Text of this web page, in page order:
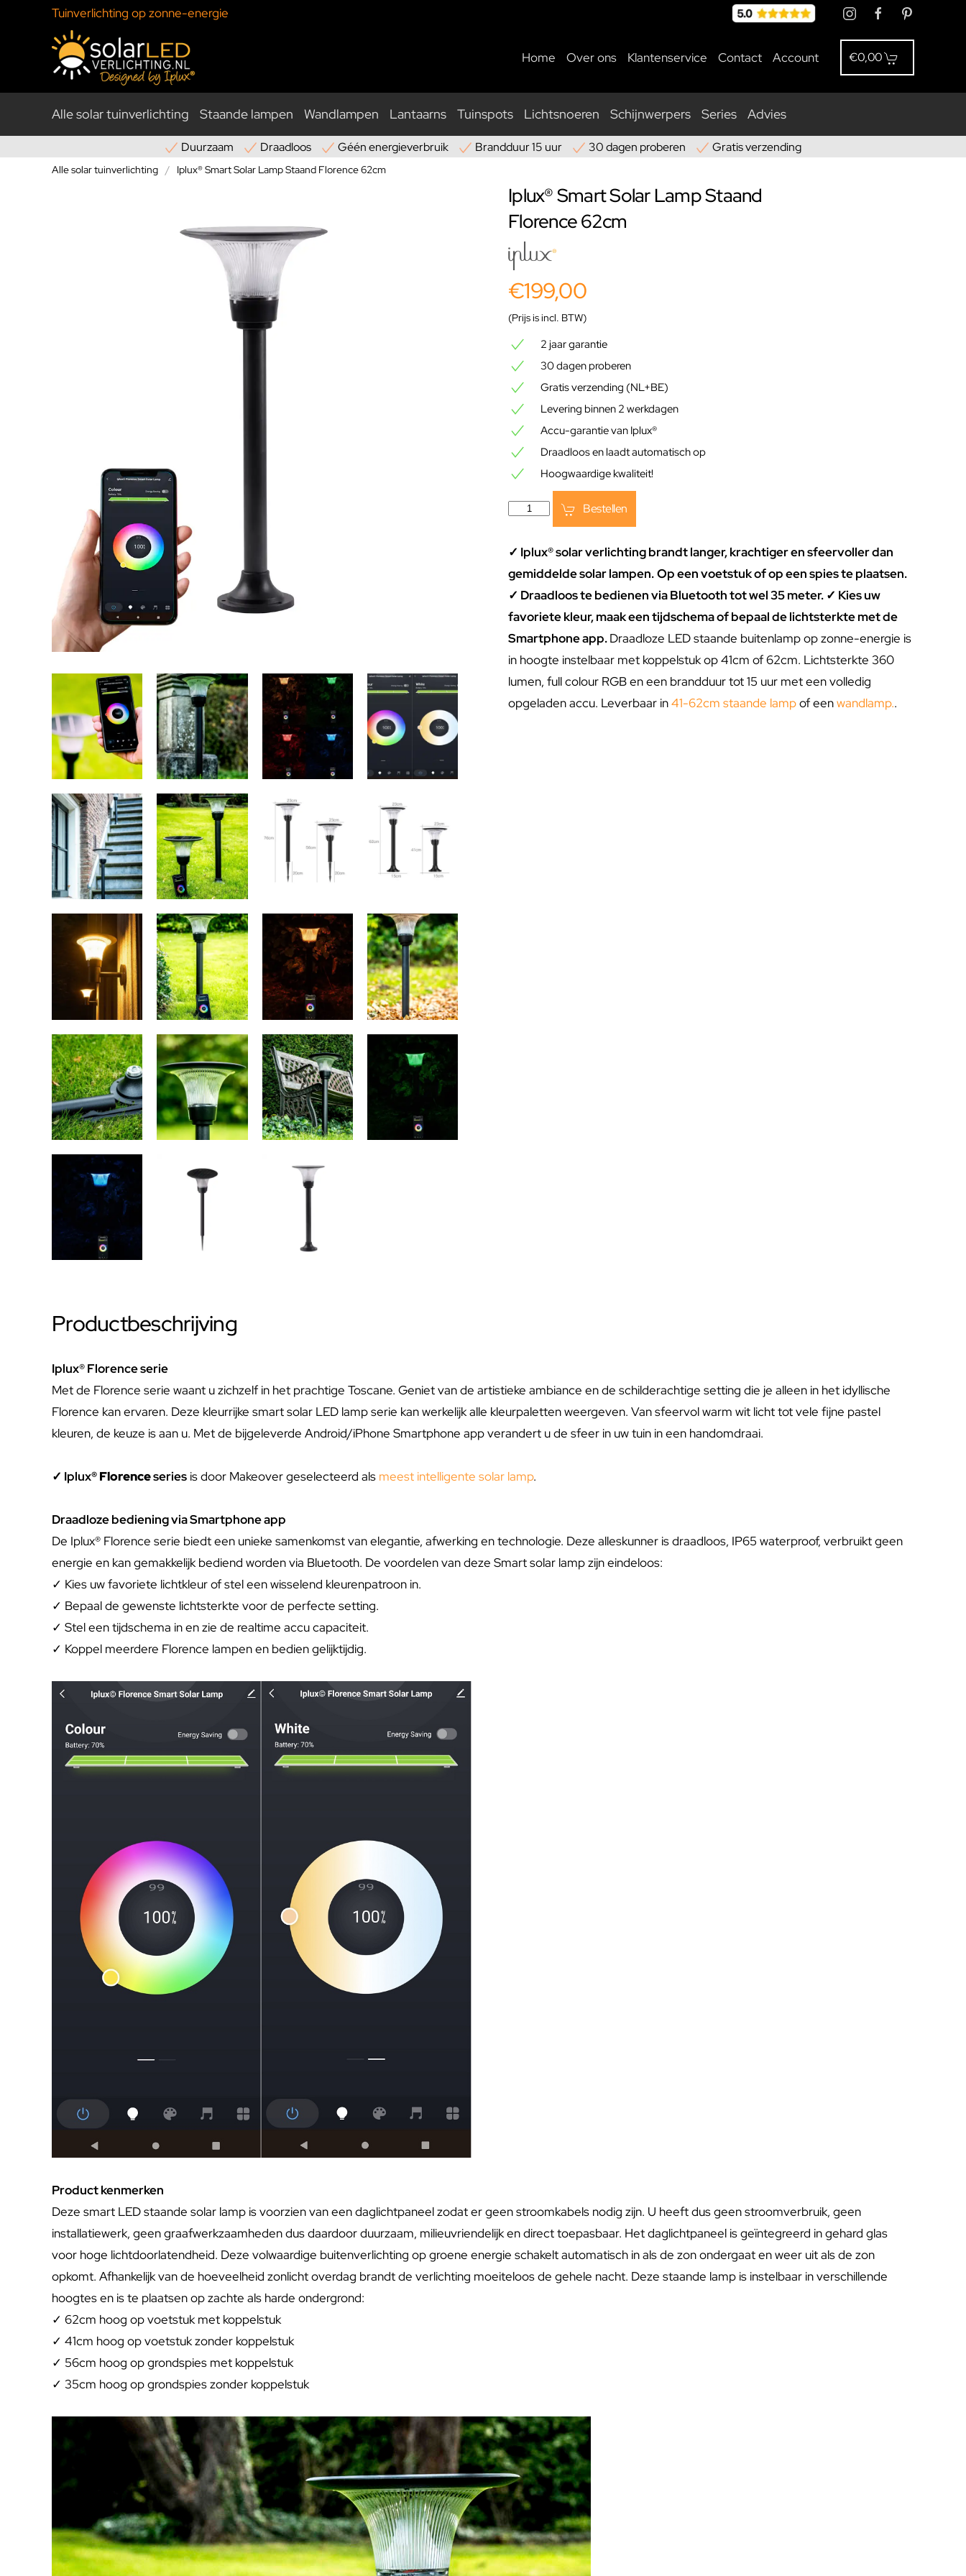
Tuinverlichting op zonne-energie
Home Over ons Klantenservice Contact Account €0,00
Alle solar tuinverlichting Staande lampen Wandlampen Lantaarns Tuinspots Lichtsnoeren Schijnwerpers Series Advies
Duurzaam Draadloos Géén energieverbruik Brandduur 15 uur 30 dagen proberen Gratis verzending
Alle solar tuinverlichting Iplux® Smart Solar Lamp Staand Florence 62cm
Iplux® Smart Solar Lamp Staand
Florence 62cm
€199,00
(Prijs is incl. BTW)
2 jaar garantie
30 dagen proberen
Gratis verzending (NL+BE)
Levering binnen 2 werkdagen
Accu-garantie van Iplux®
Draadloos en laadt automatisch op
Hoogwaardige kwaliteit!
Bestellen
✓ Iplux® solar verlichting brandt langer, krachtiger en sfeervoller dan
gemiddelde solar lampen.Op een voetstuk of op een spies te plaatsen.
✓ Draadloos te bedienen via Bluetooth tot wel 35 meter. ✓ Kies uw
favoriete kleur, maak een tijdschema of bepaal de lichtsterkte met de
Smartphone app.Draadloze LED staande buitenlamp op zonne-energie is
in hoogte instelbaar met koppelstuk op 41cm of 62cm. Lichtsterkte 360
lumen, full colour RGB en een brandduur tot 15 uur met een volledig
opgeladen accu. Leverbaar in41-62cm staande lampof eenwandlamp..
Productbeschrijving
Iplux® Florence serie
Met de Florence serie waant u zichzelf in het prachtige Toscane. Geniet van de artistieke ambiance en de schilderachtige setting die je alleen in het idyllische
Florence kan ervaren. Deze kleurrijke smart solar LED lamp serie kan werkelijk alle kleurpaletten weergeven. Van sfeervol warm wit licht tot vele fijne pastel
kleuren, de keuze is aan u. Met de bijgeleverde Android/iPhone Smartphone app verandert u de sfeer in uw tuin in een handomdraai.
✓ Iplux® Florenceseries is door Makeover geselecteerd als meest intelligente solar lamp.
Draadloze bediening via Smartphone app
De Iplux® Florence serie biedt een unieke samenkomst van elegantie, afwerking en technologie. Deze alleskunner is draadloos, IP65 waterproof, verbruikt geen
energie en kan gemakkelijk bediend worden via Bluetooth. De voordelen van deze Smart solar lamp zijn eindeloos:
✓ Kies uw favoriete lichtkleur of stel een wisselend kleurenpatroon in.
✓ Bepaal de gewenste lichtsterkte voor de perfecte setting.
✓ Stel een tijdschema in en zie de realtime accu capaciteit.
✓ Koppel meerdere Florence lampen en bedien gelijktijdig.
Product kenmerken
Deze smart LED staande solar lamp is voorzien van een daglichtpaneel zodat er geen stroomkabels nodig zijn. U heeft dus geen stroomverbruik, geen
installatiewerk, geen graafwerkzaamheden dus daardoor duurzaam, milieuvriendelijk en direct toepasbaar. Het daglichtpaneel is geïntegreerd in gehard glas
voor hoge lichtdoorlatendheid. Deze volwaardige buitenverlichting op groene energie schakelt automatisch in als de zon ondergaat en weer uit als de zon
opkomt. Afhankelijk van de hoeveelheid zonlicht overdag brandt de verlichting moeiteloos de gehele nacht. Deze staande lamp is instelbaar in verschillende
hoogtes en is te plaatsen op zachte als harde ondergrond:
✓ 62cm hoog op voetstuk met koppelstuk
✓ 41cm hoog op voetstuk zonder koppelstuk
✓ 56cm hoog op grondspies met koppelstuk
✓ 35cm hoog op grondspies zonder koppelstuk